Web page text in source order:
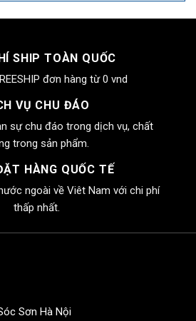
là:
4.000.000₫.
tại
là:
SHIP TOÀN QUỐC
đơn hàng từ 0 vnd
VỤ CHU ĐÁO
sự chu đáo trong dịch vụ, chất
trong sản phẩm.
HÀNG QUỐC TẾ
ngoài về Viêt Nam với chi phí
thấp nhất.
Sơn Hà Nội